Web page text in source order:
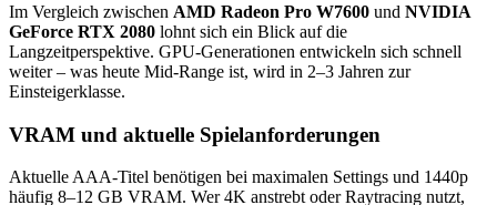
Im Vergleich zwischen AMD Radeon Pro W7600 und NVIDIA
GeForce RTX 2080 lohnt sich ein Blick auf die
Langzeitperspektive. GPU-Generationen entwickeln sich schnell
weiter – was heute Mid-Range ist, wird in 2–3 Jahren zur
Einsteigerklasse.
VRAM und aktuelle Spielanforderungen
Aktuelle AAA-Titel benötigen bei maximalen Settings und 1440p
häufig 8–12 GB VRAM. Wer 4K anstrebt oder Raytracing nutzt,